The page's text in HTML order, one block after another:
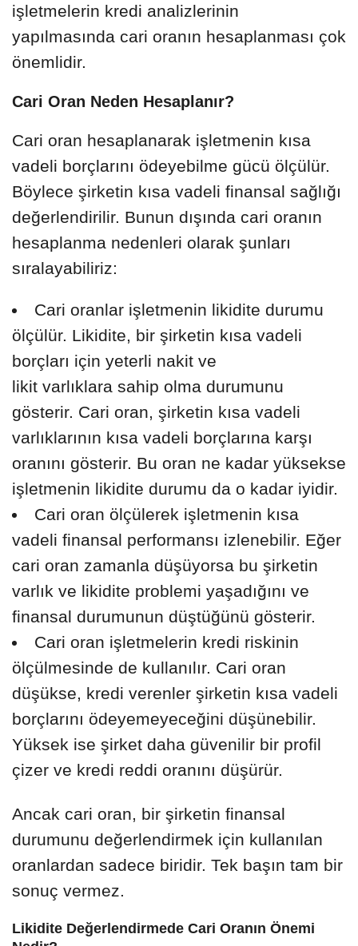
işletmelerin kredi analizlerinin
yapılmasında cari oranın hesaplanması çok
önemlidir.
Cari Oran Neden Hesaplanır?
Cari oran hesaplanarak işletmenin kısa
vadeli borçlarını ödeyebilme gücü ölçülür.
Böylece şirketin kısa vadeli finansal sağlığı
değerlendirilir. Bunun dışında cari oranın
hesaplanma nedenleri olarak şunları
sıralayabiliriz:
Cari oranlar işletmenin likidite durumu
ölçülür. Likidite, bir şirketin kısa vadeli
borçları için yeterli nakit ve
likit varlıklara sahip olma durumunu
gösterir. Cari oran, şirketin kısa vadeli
varlıklarının kısa vadeli borçlarına karşı
oranını gösterir. Bu oran ne kadar yüksekse
işletmenin likidite durumu da o kadar iyidir.
Cari oran ölçülerek işletmenin kısa
vadeli finansal performansı izlenebilir. Eğer
cari oran zamanla düşüyorsa bu şirketin
varlık ve likidite problemi yaşadığını ve
finansal durumunun düştüğünü gösterir.
Cari oran işletmelerin kredi riskinin
ölçülmesinde de kullanılır. Cari oran
düşükse, kredi verenler şirketin kısa vadeli
borçlarını ödeyemeyeceğini düşünebilir.
Yüksek ise şirket daha güvenilir bir profil
çizer ve kredi reddi oranını düşürür.
Ancak cari oran, bir şirketin finansal
durumunu değerlendirmek için kullanılan
oranlardan sadece biridir. Tek başın tam bir
sonuç vermez.
Likidite Değerlendirmede Cari Oranın Önemi